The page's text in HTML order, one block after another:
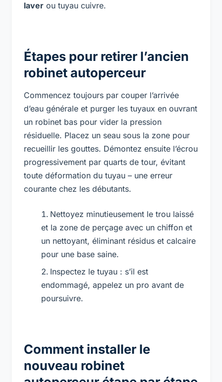
laver ou tuyau cuivre.
Étapes pour retirer l’ancien
robinet autoperceur
Commencez toujours par couper l’arrivée
d’eau générale et purger les tuyaux en ouvrant
un robinet bas pour vider la pression
résiduelle. Placez un seau sous la zone pour
recueillir les gouttes. Démontez ensuite l’écrou
progressivement par quarts de tour, évitant
toute déformation du tuyau – une erreur
courante chez les débutants.
Nettoyez minutieusement le trou laissé
et la zone de perçage avec un chiffon et
un nettoyant, éliminant résidus et calcaire
pour une base saine.
Inspectez le tuyau : s’il est
endommagé, appelez un pro avant de
poursuivre.
Comment installer le
nouveau robinet